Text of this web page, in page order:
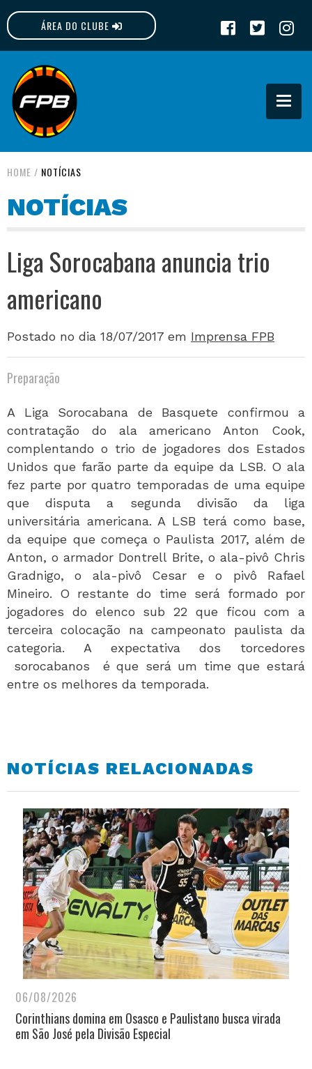
ÁREA DO CLUBE
FPB
HOME / NOTÍCIAS
NOTÍCIAS
Liga Sorocabana anuncia trio
americano
Postado no dia 18/07/2017 em Imprensa FPB
Preparação
A Liga Sorocabana de Basquete confirmou a
contratação do ala americano Anton Cook,
complentando o trio de jogadores dos Estados
Unidos que farão parte da equipe da LSB. O ala
fez parte por quatro temporadas de uma equipe
que disputa a segunda divisão da liga
universitária americana. A LSB terá como base,
da equipe que começa o Paulista 2017, além de
Anton, o armador Dontrell Brite, o ala-pivô Chris
Gradnigo, o ala-pivô Cesar e o pivô Rafael
Mineiro. O restante do time será formado por
jogadores do elenco sub 22 que ficou com a
terceira colocação na campeonato paulista da
categoria. A expectativa dos torcedores
sorocabanos é que será um time que estará
entre os melhores da temporada.
NOTÍCIAS RELACIONADAS
06/08/2026
Corinthians domina em Osasco e Paulistano busca virada
em São José pela Divisão Especial